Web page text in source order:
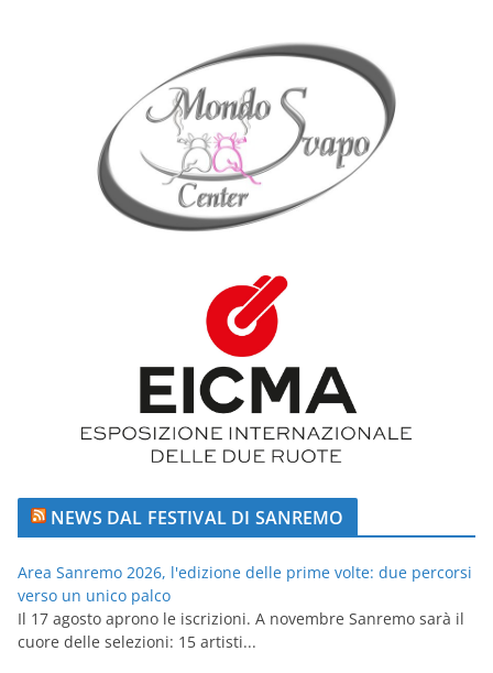
NEWS DAL FESTIVAL DI SANREMO
Area Sanremo 2026, l'edizione delle prime volte: due percorsi
verso un unico palco
Il 17 agosto aprono le iscrizioni. A novembre Sanremo sarà il
cuore delle selezioni: 15 artisti...